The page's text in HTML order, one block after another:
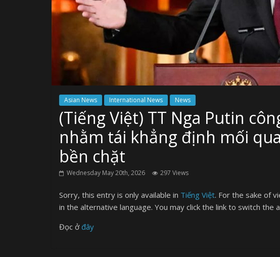
Asian News International News News
(Tiếng Việt) TT Nga Putin
nhằm tái khẳng định mối
bền chặt
Wednesday May 20th, 2026 297 Views
Sorry, this entry is only available in Tiếng Việt. For the sake of
in the alternative language. You may click the link to switch the
Đọc ởđây